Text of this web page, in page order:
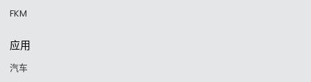
FKM
应用
汽车